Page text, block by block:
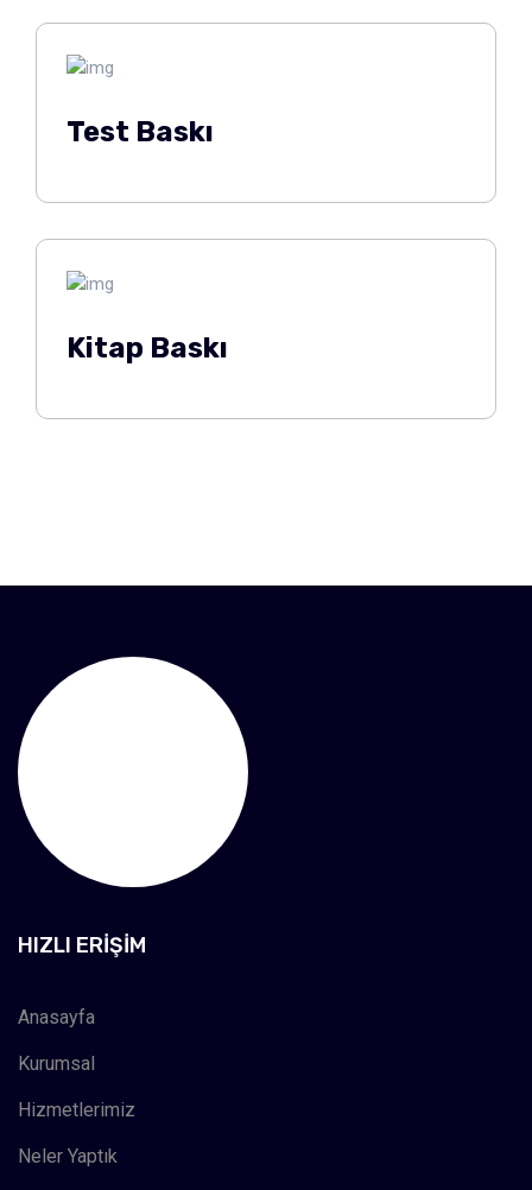
Test Baskı
Kitap Baskı
HIZLI ERIŞIM
Anasayfa
Kurumsal
Hizmetlerimiz
Neler Yaptık